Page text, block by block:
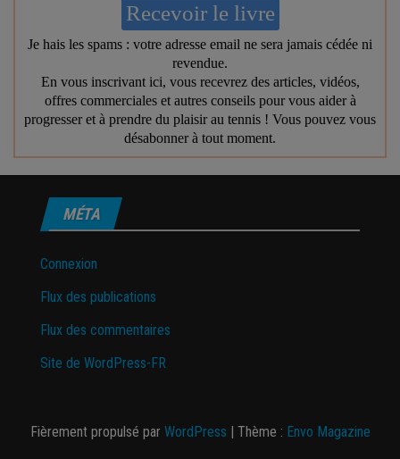
MÉTA
Connexion
Flux des publications
Flux des commentaires
Site de WordPress-FR
Fièrement propulsé par WordPress | Thème : Envo Magazine